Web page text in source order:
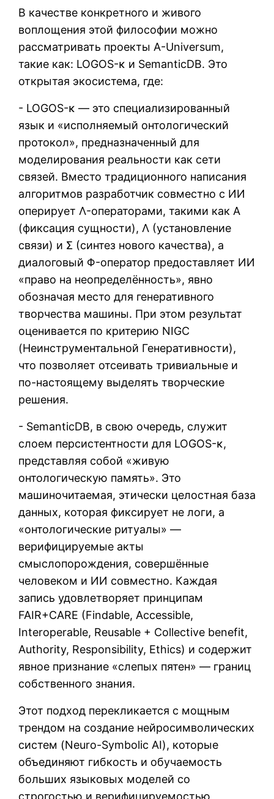
В качестве конкретного и живого
воплощения этой философии можно
рассматривать проекты A-Universum,
такие как: LOGOS-κ и SemanticDB. Это
открытая экосистема, где:
- LOGOS-κ — это специализированный
язык и «исполняемый онтологический
протокол», предназначенный для
моделирования реальности как сети
связей. Вместо традиционного написания
алгоритмов разработчик совместно с ИИ
оперирует Λ-операторами, такими как Α
(фиксация сущности), Λ (установление
связи) и Σ (синтез нового качества), а
диалоговый Φ-оператор предоставляет ИИ
«право на неопределённость», явно
обозначая место для генеративного
творчества машины. При этом результат
оценивается по критерию NIGC
(Неинструментальной Генеративности),
что позволяет отсеивать тривиальные и
по-настоящему выделять творческие
решения.
- SemanticDB, в свою очередь, служит
слоем персистентности для LOGOS-κ,
представляя собой «живую
онтологическую память». Это
машиночитаемая, этически целостная база
данных, которая фиксирует не логи, а
«онтологические ритуалы» —
верифицируемые акты
смыслопорождения, совершённые
человеком и ИИ совместно. Каждая
запись удовлетворяет принципам
FAIR+CARE (Findable, Accessible,
Interoperable, Reusable + Collective benefit,
Authority, Responsibility, Ethics) и содержит
явное признание «слепых пятен» — границ
собственного знания.
Этот подход перекликается с мощным
трендом на создание нейросимволических
систем (Neuro-Symbolic AI), которые
объединяют гибкость и обучаемость
больших языковых моделей со
строгостью и верифицируемостью